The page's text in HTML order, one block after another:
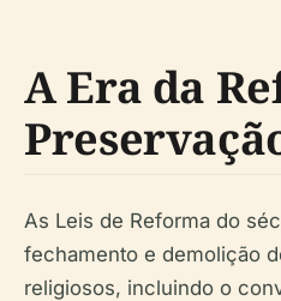
A Era da
As Leis de Reforma do
fechamento e demolição
religiosos, incluindo o